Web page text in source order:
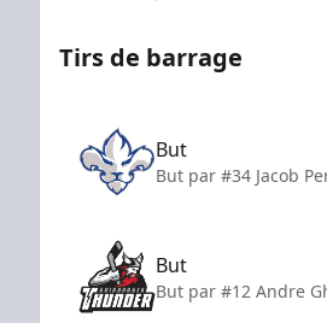
Tirs de barrage
But
But par #34 Jacob
But
But par #12 Andre